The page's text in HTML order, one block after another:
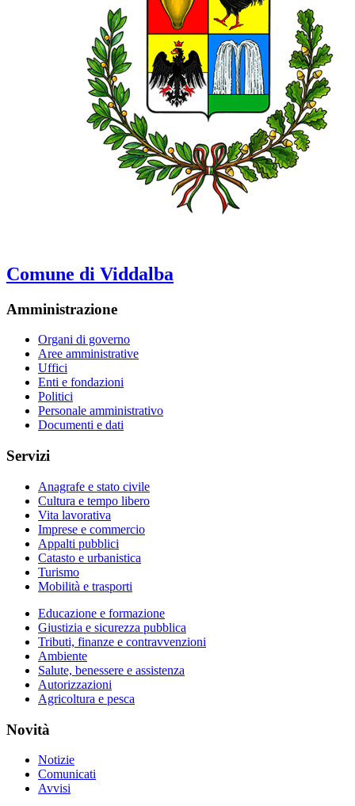
Comune di Viddalba
Amministrazione
Organi di governo
Aree amministrative
Uffici
Enti e fondazioni
Politici
Personale amministrativo
Documenti e dati
Servizi
Anagrafe e stato civile
Cultura e tempo libero
Vita lavorativa
Imprese e commercio
Appalti pubblici
Catasto e urbanistica
Turismo
Mobilità e trasporti
Educazione e formazione
Giustizia e sicurezza pubblica
Tributi, finanze e contravvenzioni
Ambiente
Salute, benessere e assistenza
Autorizzazioni
Agricoltura e pesca
Novità
Notizie
Comunicati
Avvisi